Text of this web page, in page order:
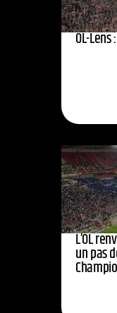
OL-
L’OL
un pas